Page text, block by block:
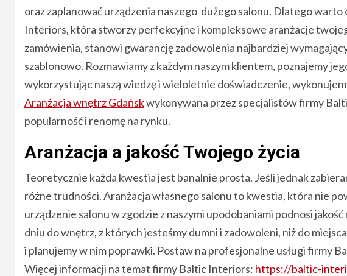
oraz zaplanować urządzenia naszego dużego salonu. Dlatego
Interiors, która stworzy perfekcyjne i kompleksowe aranżacje
zamówienia, stanowi gwarancję zadowolenia najbardziej
szablonowo. Rozmawiamy z każdym naszym klientem, poznajemy
wykorzystując naszą wiedzę i wieloletnie doświadczenie,
Aranżacja wnętrz Gdańskwykonywana przez specjalistów firmy
popularność i renomę na rynku.
Aranżacja a jakość Twojego życia
Teoretycznie każda kwestia jest banalnie prosta. Jeśli jednak
różne trudności. Aranżacja własnego salonu to kwestia, która nie
urządzenie salonu w zgodzie z naszymi upodobaniami podnosi
dniu do wnętrz, z których jesteśmy dumni i zadowoleni, niż do
i planujemy w nim poprawki. Postaw na profesjonalne usługi firmy
Więcej informacji na temat firmy Baltic Interiors: https://baltic-